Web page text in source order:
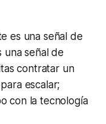
es una señal de
una señal de
contratar un
escalar;
con la tecnología